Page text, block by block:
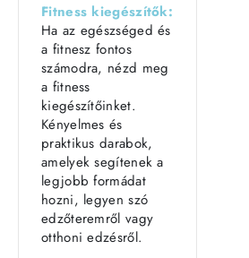
Fitness kiegészítők:
Ha az egészséged és
a fitnesz fontos
számodra, nézd meg
a fitness
kiegészítőinket.
Kényelmes és
praktikus darabok,
amelyek segítenek a
legjobb formádat
hozni, legyen szó
edzőteremről vagy
otthoni edzésről.